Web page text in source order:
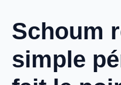
Schoum
simple